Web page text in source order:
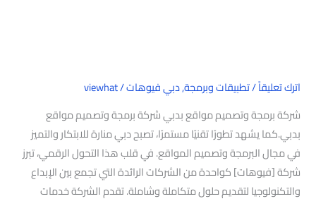
اترك تعليقاً/تطبيقات وبرمجة,دبي فيوهات/
viewhat
شركة برمجة وتصميم مواقع بدبي شركة برمجة وتصميم مواقع
بدبي.كما يشهد تطورًا تقنيًا مستمرًا، تصبح دبي منارة للابتكار والتميز
في مجال البرمجة وتصميم المواقع. في قلب هذا التحول الرقمي، تبرز
شركة [فيوهات] كواحدة من الشركات الرائدة التي تجمع بين الإبداع
والتكنولوجيا لتقديم حلول متكاملة وشاملة. تقدم الشركة خدمات